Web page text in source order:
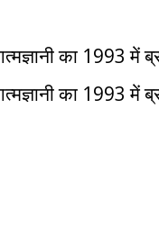
का 1993 में
का 1993 में